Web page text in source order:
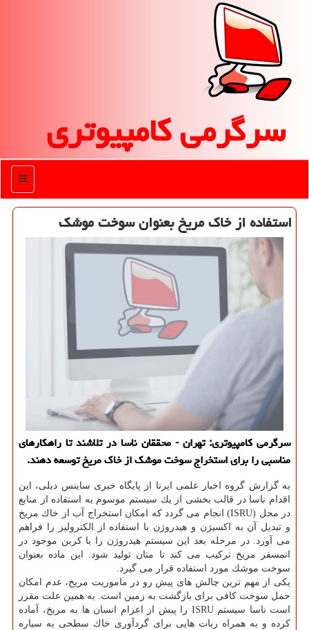
سرگرمی كامپیوتری
منو
استفاده از خاك مریخ بعنوان سوخت موشك
سرگرمی كامپیوتری: تهران - محققان ناسا در تلاشند تا راهكارهای
مناسبی را برای استخراج سوخت موشك از خاك مریخ توسعه دهند.
به گزارش گروه اخبار علمی ایرنا از پایگاه خبری ساینس دیلی، این
اقدام ناسا در قالب بخشی از یك سیستم موسوم به استفاده از منابع
در محل (ISRU) انجام می گردد كه امكان استخراج آب از خاك مریخ
و تبدیل آن به اكسیژن و هیدروژن با استفاده از الكترولیز را فراهم
می آورد. در مرحله بعد این سیستم هیدروژن را با كربن موجود در
اتمسفر مریخ تركیب می كند تا متان تولید شود. این ماده بعنوان
سوخت موشك مورد استفاده قرار می گیرد.
یكی از مهم ترین چالش های پیش رو در ماموریت مریخ، عدم امكان
حمل سوخت كافی برای بازگشت به زمین است. به همین علت مقرر
است ناسا سیستم ISRU را پیش از اعزام انسان ها به مریخ، آماده
كرده و به همراه ربات هایی برای گردآوری خاك سطحی به سیاره